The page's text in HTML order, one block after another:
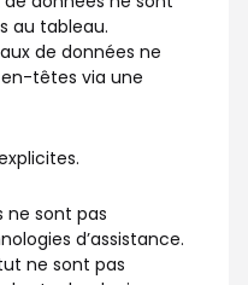
au tableau.
de données ne
têtes via une
ne sont pas
d’assistance.
ne sont pas